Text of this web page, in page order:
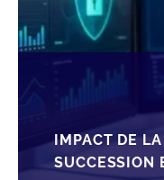
IMPACT DE
SUCCESSION